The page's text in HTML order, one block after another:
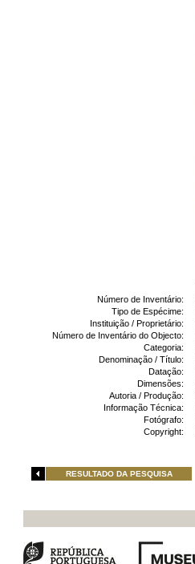
Número de Inventário:
Tipo de Espécime:
Instituição / Proprietário:
Número de Inventário do Objecto:
Categoria:
Denominação / Título:
Datação:
Dimensões:
Autoria / Produção:
Informação Técnica:
Fotógrafo:
Copyright:
RESULTADO DA PESQUISA